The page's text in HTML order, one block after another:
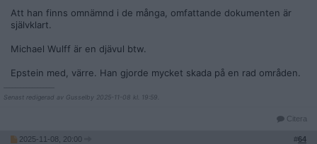
Att han finns omnämnd i de många, omfattande dokumenten är
självklart.
Michael Wulff är en djävul btw.
Epstein med, värre. Han gjorde mycket skada på en rad områden.
Senast redigerad av Gusselby 2025-11-08 kl. 19:59.
Citera
2025-11-08, 20:00 #64